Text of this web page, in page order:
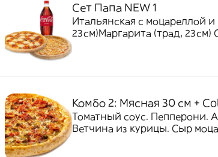
Сет Папа NEW 1
Итальянская с моцареллой
23см)Маргарита (трад, 23см)
Комбо 2: Мясная 30 см +
Томатный соус. Пепперони.
Ветчина из курицы. Сыр